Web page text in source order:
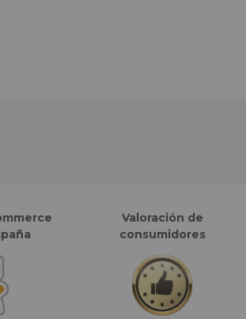
Valoración de
consumidores